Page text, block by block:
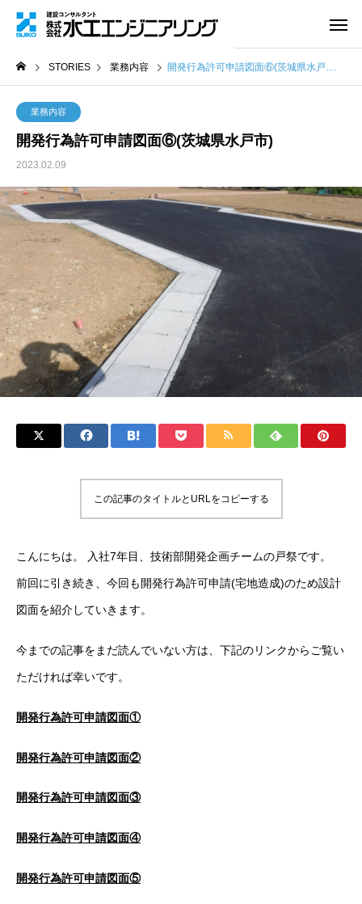
STORIES 業務内容 開発行為許可申請図面⑥(茨城県水戸市)
業務内容
開発行為許可申請図面⑥(茨城県水戸市)
2023.02.09
この記事のタイトルとURLをコピーする
こんにちは。 入社7年目、技術部開発企画チームの戸祭です。
前回に引き続き、今回も開発行為許可申請(宅地造成)のため設計
図面を紹介していきます。
今までの記事をまだ読んでいない方は、下記のリンクからご覧い
ただければ幸いです。
開発行為許可申請図面①
開発行為許可申請図面②
開発行為許可申請図面③
開発行為許可申請図面④
開発行為許可申請図面⑤